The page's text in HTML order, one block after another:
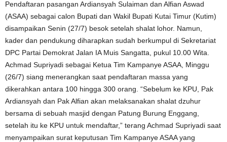
Pendaftaran pasangan Ardiansyah Sulaiman dan Alfian Aswad
(ASAA) sebagai calon Bupati dan Wakil Bupati Kutai Timur (Kutim)
disampaikan Senin (27/7) besok setelah shalat lohor. Namun,
kader dan pendukung diharapkan sudah berkumpul di Sekretariat
DPC Partai Demokrat Jalan IA Muis Sangatta, pukul 10.00 Wita.
Achmad Supriyadi sebagai Ketua Tim Kampanye ASAA, Minggu
(26/7) siang menerangkan saat pendaftaran massa yang
dikerahkan antara 100 hingga 300 orang. “Sebelum ke KPU, Pak
Ardiansyah dan Pak Alfian akan melaksanakan shalat dzuhur
bersama di sebuah masjid dengan Patung Burung Enggang,
setelah itu ke KPU untuk mendaftar,” terang Achmad Supriyadi saat
menyampaikan surat keputusan Tim Kampanye ASAA yang